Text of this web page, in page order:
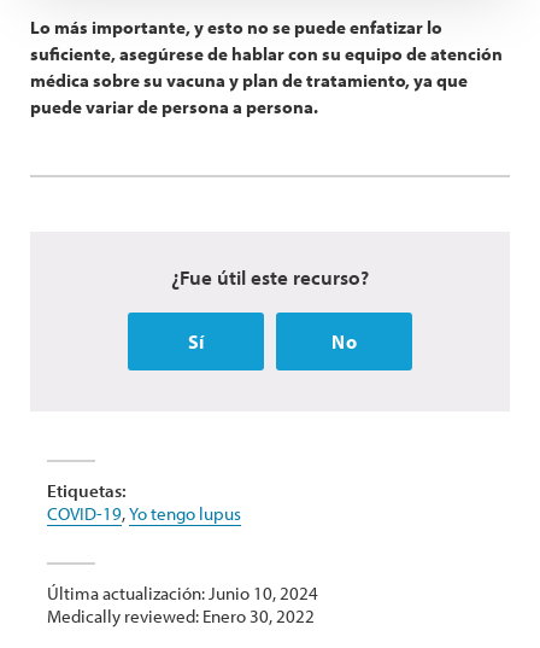
Lo más importante, y esto no se puede enfatizar lo
suficiente, asegúrese de hablar con su equipo de atención
médica sobre su vacuna y plan de tratamiento, ya que
puede variar de persona a persona.
¿Fue útil este recurso?
Sí No
Etiquetas:
COVID-19,Yo tengo lupus
Última actualización: Junio 10, 2024
Medically reviewed: Enero 30, 2022